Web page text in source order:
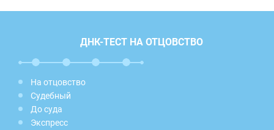
ДНК-ТЕСТ НА ОТЦОВСТВО
На отцовство
Судебный
До суда
Экспресс